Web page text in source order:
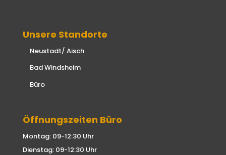
Unsere Standorte
Neustadt/ Aisch
Bad Windsheim
Büro
Öffnungszeiten Büro
Montag: 09-12:30 Uhr
Dienstag: 09-12:30 Uhr